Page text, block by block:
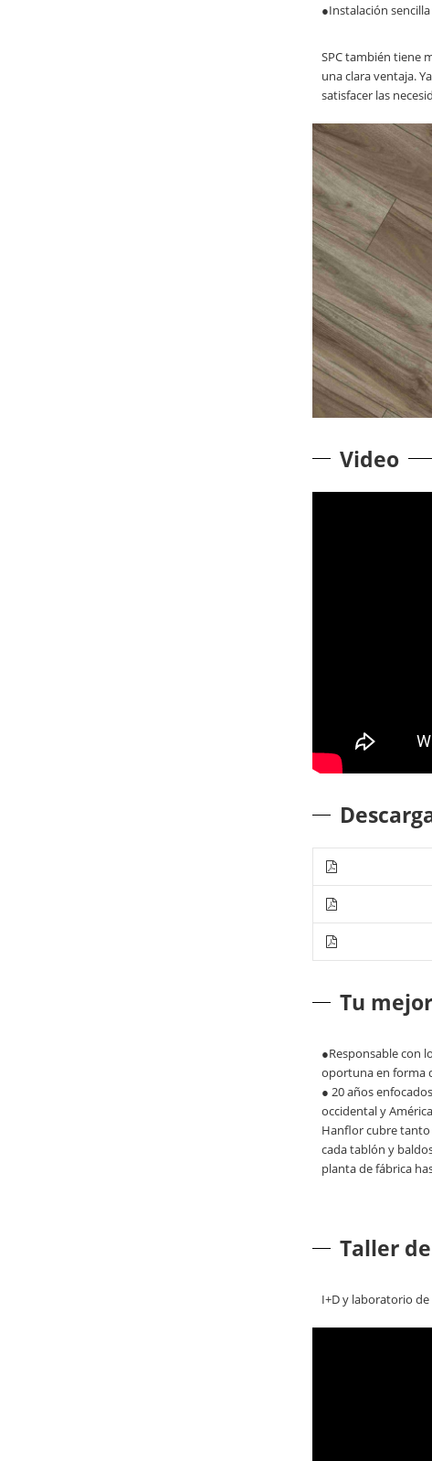
●Instalación
SPC también tiene
una clara ventaja.
satisfacer las
Video
Tu
●Responsable con
oportuna en forma
● 20 años
occidental y
Hanflor cubre tanto
cada tablón y
planta de fábrica
Taller
I+D y laboratorio